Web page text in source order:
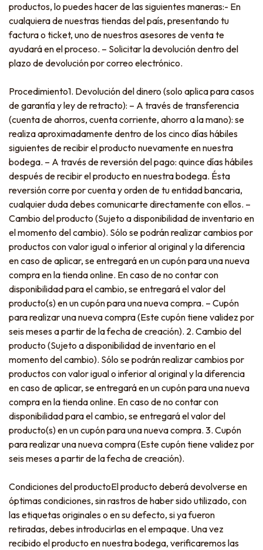
productos, lo puedes hacer de las siguientes maneras:- En
cualquiera de nuestras tiendas del país, presentando tu
factura o ticket, uno de nuestros asesores de venta te
ayudará en el proceso. – Solicitar la devolución dentro del
plazo de devolución por correo electrónico.
Procedimiento1. Devolución del dinero (solo aplica para casos
de garantía y ley de retracto): – A través de transferencia
(cuenta de ahorros, cuenta corriente, ahorro a la mano): se
realiza aproximadamente dentro de los cinco días hábiles
siguientes de recibir el producto nuevamente en nuestra
bodega. – A través de reversión del pago: quince días hábiles
después de recibir el producto en nuestra bodega. Ésta
reversión corre por cuenta y orden de tu entidad bancaria,
cualquier duda debes comunicarte directamente con ellos. –
Cambio del producto (Sujeto a disponibilidad de inventario en
el momento del cambio). Sólo se podrán realizar cambios por
productos con valor igual o inferior al original y la diferencia
en caso de aplicar, se entregará en un cupón para una nueva
compra en la tienda online. En caso de no contar con
disponibilidad para el cambio, se entregará el valor del
producto(s) en un cupón para una nueva compra. – Cupón
para realizar una nueva compra (Este cupón tiene validez por
seis meses a partir de la fecha de creación). 2. Cambio del
producto (Sujeto a disponibilidad de inventario en el
momento del cambio). Sólo se podrán realizar cambios por
productos con valor igual o inferior al original y la diferencia
en caso de aplicar, se entregará en un cupón para una nueva
compra en la tienda online. En caso de no contar con
disponibilidad para el cambio, se entregará el valor del
producto(s) en un cupón para una nueva compra. 3. Cupón
para realizar una nueva compra (Este cupón tiene validez por
seis meses a partir de la fecha de creación).
Condiciones del productoEl producto deberá devolverse en
óptimas condiciones, sin rastros de haber sido utilizado, con
las etiquetas originales o en su defecto, si ya fueron
retiradas, debes introducirlas en el empaque. Una vez
recibido el producto en nuestra bodega, verificaremos las